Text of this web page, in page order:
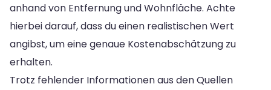
anhand von Entfernung und Wohnfläche. Achte
hierbei darauf, dass du einen realistischen Wert
angibst, um eine genaue Kostenabschätzung zu
erhalten.
Trotz fehlender Informationen aus den Quellen